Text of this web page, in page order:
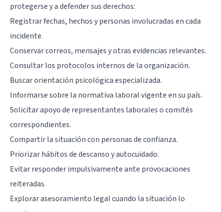
protegerse y a defender sus derechos:
Registrar fechas, hechos y personas involucradas en cada
incidente.
Conservar correos, mensajes y otras evidencias relevantes.
Consultar los protocolos internos de la organización.
Buscar orientación psicológica especializada.
Informarse sobre la normativa laboral vigente en su país.
Solicitar apoyo de representantes laborales o comités
correspondientes.
Compartir la situación con personas de confianza.
Priorizar hábitos de descanso y autocuidado.
Evitar responder impulsivamente ante provocaciones
reiteradas.
Explorar asesoramiento legal cuando la situación lo